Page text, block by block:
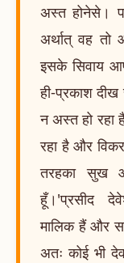
अस्त होनेसे।
अर्थात् वह तो
इसके सिवाय
ही-प्रकाश
न अस्त हो रहा
रहा है और
तरहका सुख
हूँ।'प्रसीद
मालिक हैं और
अतः कोई भी